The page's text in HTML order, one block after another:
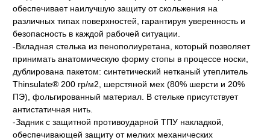
обеспечивает наилучшую защиту от скольжения на
различных типах поверхностей, гарантируя уверенность и
безопасность в каждой рабочей ситуации.
-Вкладная стелька из пенополиуретана, который позволяет
принимать анатомическую форму стопы в процессе носки,
дублирована пакетом: синтетический нетканый утеплитель
Thinsulate® 200 гр/м2, шерстяной мех (80% шерсти и 20%
ПЭ), фольгированный материал. В стельке присутствует
антистатичная нить.
-Задник с защитной противоударной ТПУ накладкой,
обеспечивающей защиту от мелких механических